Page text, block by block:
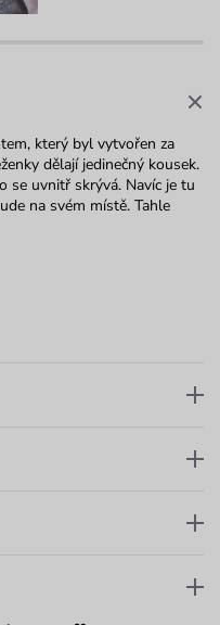
který byl vytvořen za
dělají jedinečný kousek.
se uvnitř skrývá. Navíc je tu
na svém místě. Tahle